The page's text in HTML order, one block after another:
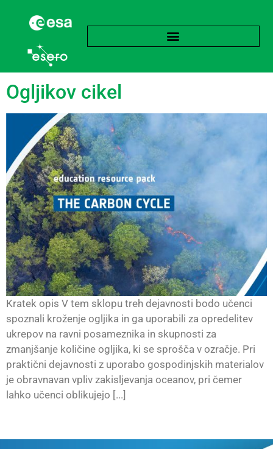
Oznaka:Ogljični odtis
Ogljikov cikel
Kratek opis V tem sklopu treh dejavnosti bodo učenci
spoznali kroženje ogljika in ga uporabili za opredelitev
ukrepov na ravni posameznika in skupnosti za
zmanjšanje količine ogljika, ki se sprošča v ozračje. Pri
praktični dejavnosti z uporabo gospodinjskih materialov
je obravnavan vpliv zakisljevanja oceanov, pri čemer
lahko učenci oblikujejo [...]